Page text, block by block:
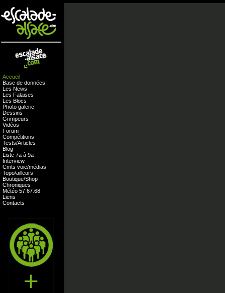
Accueil
Base de données
Les News
Les Falaises
Les Blocs
Photo galerie
Dessins
Grimpeurs
Vidéos
Forum
Compétitions
Tests/Articles
Blog
Liste 7a à 9a
Interview
Cmts voie/médias
Topo/ailleurs
Boutique/Shop
Chroniques
Météo 57 67 68
Liens
Contacts